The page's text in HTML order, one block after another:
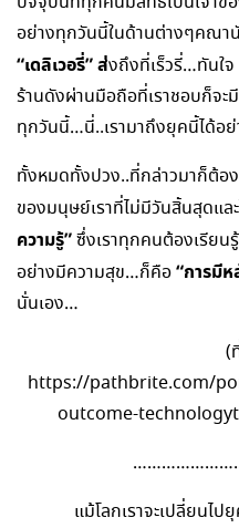
อย่างทุกวันนี้ในด้านต่างๆคณ
“เดลิเวอรี่” ส่งถึงที่เร็วรี่…ทันใ
ร้านดังผ่านมือถือที่เราชอบก็จะ
ทุกวันนี้…นี่..เรามาถึงยุคนี้ได้อย่
ทั้งหมดทั้งปวง..ที่กล่าวมาก็ต้อ
ของมนุษย์เราที่ไม่มีวันสิ้นสุดแล
ความรู้”ซึ่งเราทุกคนต้องเรียน
อย่างมีความสุข…ก็คือ“การมี
นั่นเอง…
(
https://pathbrite.com/
outcome-
แม้โลกเราจะเปลี่ยนไปยุค